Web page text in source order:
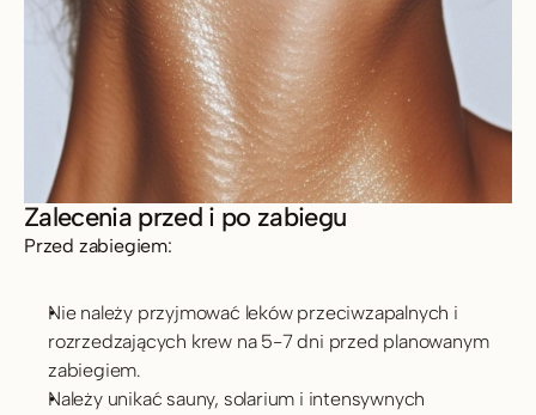
Zalecenia przed i po zabiegu
Przed zabiegiem:
Nie należy przyjmować leków przeciwzapalnych i
rozrzedzających krew na 5-7 dni przed planowanym
zabiegiem.
Należy unikać sauny, solarium i intensywnych